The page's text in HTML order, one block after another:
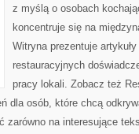
z myślą o osobach
koncentruje się na
Witryna prezentuje
restauracyjnych
pracy lokali. Zobacz też
dla osób, które chcą
zarówno na interesujące